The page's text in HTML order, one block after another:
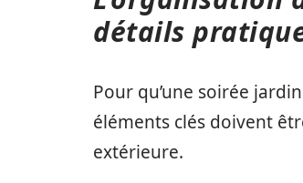
détails
Pour qu’une soirée
éléments clés doivent
extérieure.